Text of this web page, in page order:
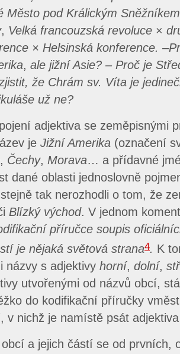
Město pod Králickým
, Velká francouzská revoluce ×
× Helsinská konference.
, ale jižní Asie? – Proč je
že Chrám sv. Víta je
už ne?
adjektiva se zeměpisnými
je Jižní Amerika (označení
, Čechy, Morava… a přídavné
dané oblasti jednoslovně
tak nerozhodli o tom, že
Blízký východ. V jednom
příručce soupis
je nějaká světová strana4. K
názvy s adjektivy horní, dolní,
utvořenými od názvů obcí,
do kodifikační příručky
v nichž je namístě psát
a jejich částí se od prvních,